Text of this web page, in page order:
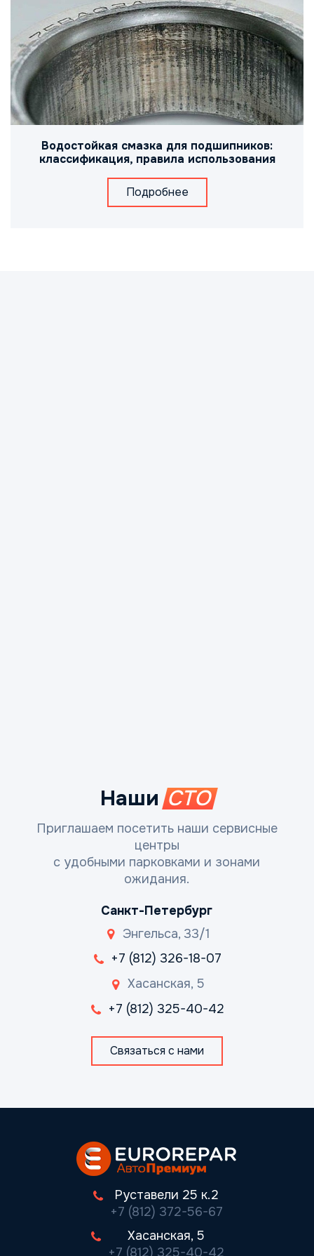
Водостойкая смазка для подшипников:
классификация, правила использования
Подробнее
Наши СТО
Приглашаем посетить наши сервисные
центры
с удобными парковками и зонами
ожидания.
Санкт-Петербург
Энгельса, 33/1
+7 (812) 326-18-07
Хасанская, 5
+7 (812) 325-40-42
Связаться с нами
Руставели 25 к.2
+7 (812) 372-56-67
Хасанская, 5
+7 (812) 325-40-42